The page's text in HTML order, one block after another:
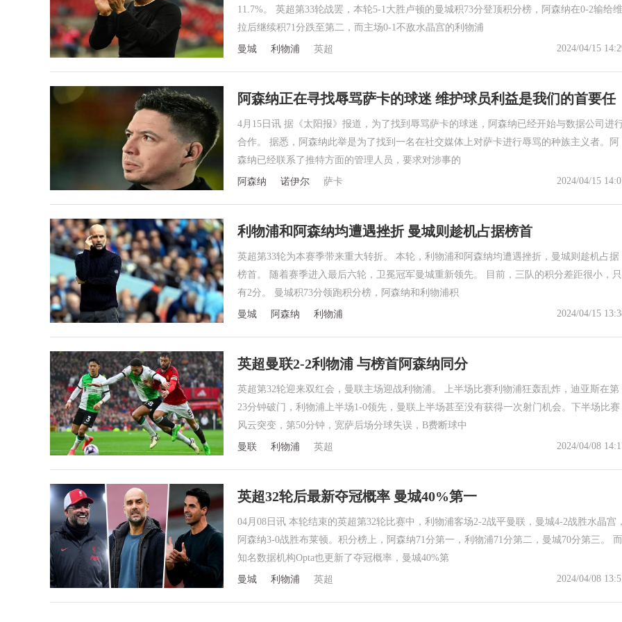
11.7%。 英超第33轮战罢，本轮5-1大胜卢顿的曼城积73分登顶积分榜，阿森纳在0-2输给维
拉后继续积71分跌至第二，而主场0-1不敌水晶宫的利物浦
2024/04/15
曼城 利物浦 英超
阿森纳正在寻找辱骂萨卡的球迷 维护球员利益是我们的首要任
务
4月15日讯 据《太阳报》报道，为了找到辱骂萨卡的球迷，阿森纳已经开始与数据公司进
合作。 据悉，阿森纳此举是为了找到一名在社交媒体上对萨卡进行辱骂的种族主义者。阿
森纳已经联系了推特方面的管理人员，要求对涉事的
2024/04/15
阿森纳 诺伊尔 萨卡
利物浦和阿森纳均遭遇挫折 曼城则趁机占据榜首
英超第33轮为本赛季带来重大转折。 本轮，利物浦和阿森纳均遭遇挫折，曼城则趁机占据
榜首。 随着赛季进入最后六轮，卫冕冠军曼城重新领先。 目前，三队的积分差距很小，只
有2分。 曼城积73分领跑积分榜，阿森纳和利物浦积
2024/04/15
曼城 阿森纳 利物浦
英超曼联2-2利物浦 与榜首阿森纳同分
英超第32轮迎来双红会，曼联主场迎战利物浦。 上半场比赛利物浦狂轰乱炸，迪亚斯在第
23分钟破门，利物浦上半场1-0领先，曼联上半场甚至没有获得一次射门机会。下半场比赛
风云突变，第50分钟，宽萨后场分球失误，B费断球中
2024/04/08
曼联 利物浦 英超
英超32轮后最新夺冠概率 曼城40%第一
04月08日讯 本轮结束的英超第32轮比赛中，利物浦客场2-2战平曼联，曼城4-2战胜水晶宫，
阿森纳3-0战胜布莱顿。积分榜上，阿森纳71分第一，利物浦71分第二，曼城70分第三。 而
知名数据机构Opta也更新了夺冠概率，曼城40%第
2024/04/08
曼城 利物浦 英超